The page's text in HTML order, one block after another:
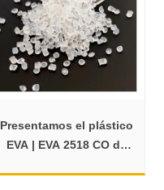
Presentamos el plástico
EVA | EVA 2518 CO de